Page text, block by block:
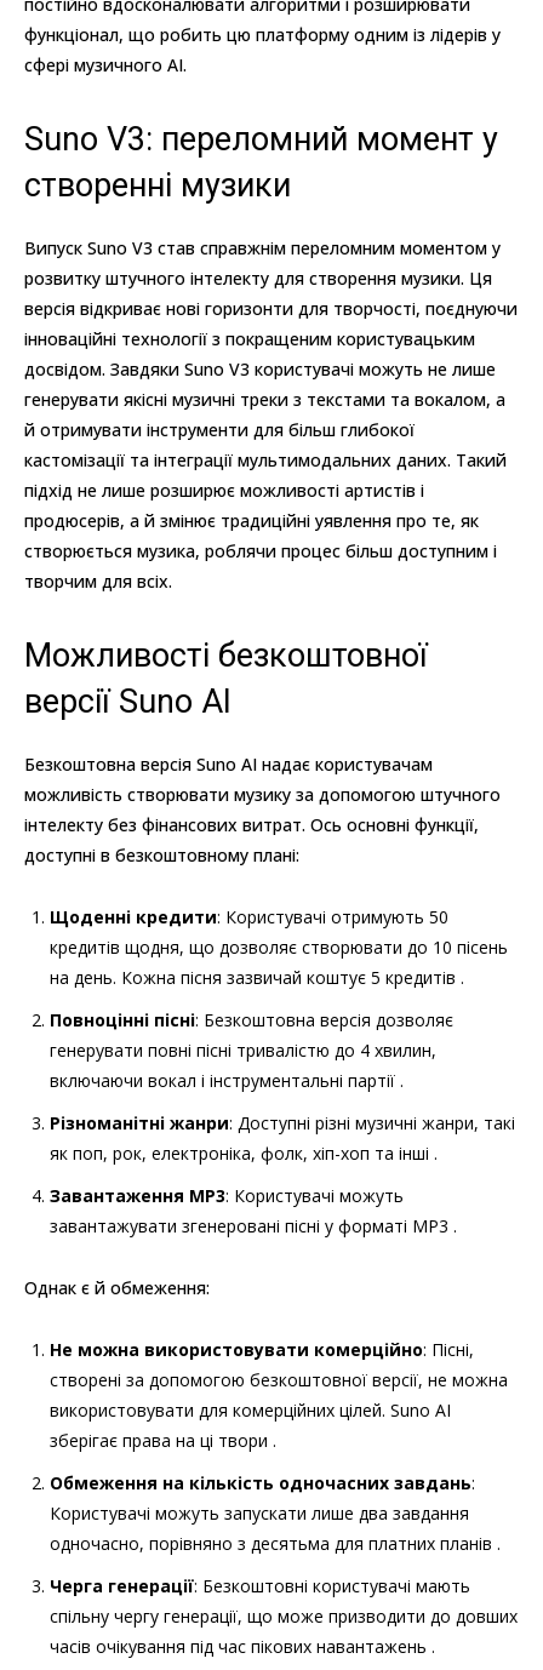
функціонал, що робить цю платформу одним із лідерів у
сфері музичного AI.
Suno V3: переломний момент у
створенні музики
Випуск Suno V3 став справжнім переломним моментом у
розвитку штучного інтелекту для створення музики. Ця
версія відкриває нові горизонти для творчості, поєднуючи
інноваційні технології з покращеним користувацьким
досвідом. Завдяки Suno V3 користувачі можуть не лише
генерувати якісні музичні треки з текстами та вокалом, а
й отримувати інструменти для більш глибокої
кастомізації та інтеграції мультимодальних даних. Такий
підхід не лише розширює можливості артистів і
продюсерів, а й змінює традиційні уявлення про те, як
створюється музика, роблячи процес більш доступним і
творчим для всіх.
Можливості безкоштовної
версії Suno AI
Безкоштовна версія Suno AI надає користувачам
можливість створювати музику за допомогою штучного
інтелекту без фінансових витрат. Ось основні функції,
доступні в безкоштовному плані:
Щоденні кредити: Користувачі отримують 50
кредитів щодня, що дозволяє створювати до 10 пісень
на день. Кожна пісня зазвичай коштує 5 кредитів .
Повноцінні пісні: Безкоштовна версія дозволяє
генерувати повні пісні тривалістю до 4 хвилин,
включаючи вокал і інструментальні партії .
Різноманітні жанри: Доступні різні музичні жанри, такі
як поп, рок, електроніка, фолк, хіп-хоп та інші .
Завантаження MP3: Користувачі можуть
завантажувати згенеровані пісні у форматі MP3 .
Однак є й обмеження:
Не можна використовувати комерційно: Пісні,
створені за допомогою безкоштовної версії, не можна
використовувати для комерційних цілей. Suno AI
зберігає права на ці твори .
Обмеження на кількість одночасних завдань:
Користувачі можуть запускати лише два завдання
одночасно, порівняно з десятьма для платних планів .
Черга генерації: Безкоштовні користувачі мають
спільну чергу генерації, що може призводити до довших
часів очікування під час пікових навантажень .